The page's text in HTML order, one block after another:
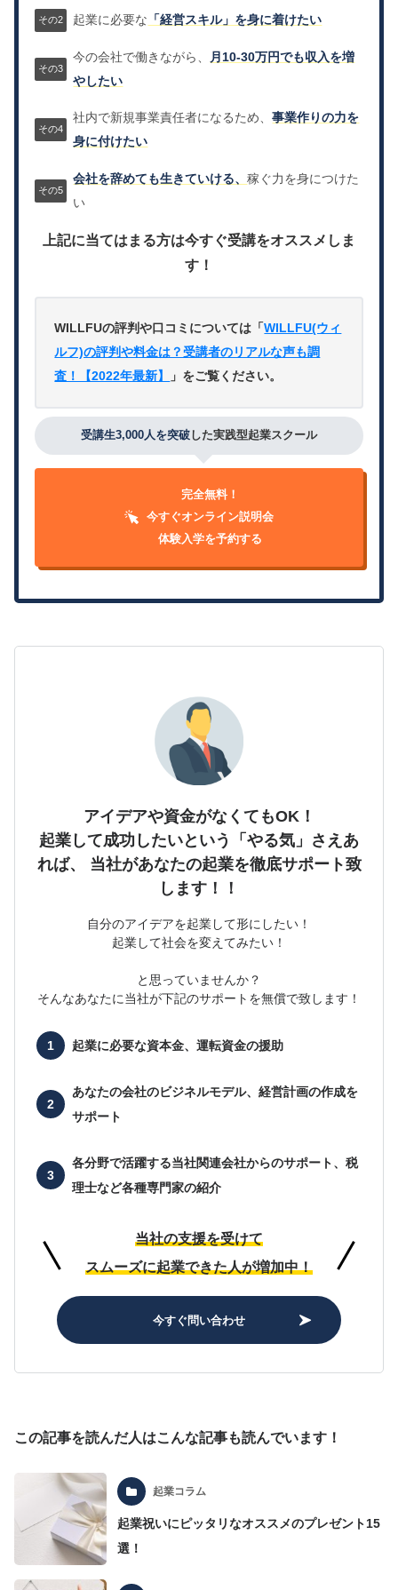
起業に必要な 「経営スキル」を身に着けたい
今の会社で働きながら、
月10-30万円でも収入を増
やしたい
社内で新規事業責任者になるため、事業作りの力を
身に付けたい
会社を辞めても生きていける、稼ぐ力を身につけた
い
上記に当てはまる方は今すぐ受講をオススメしま
す！
WILLFUの評判や口コミについては「WILLFU(ウィ
ルフ)の評判や料金は？受講者のリアルな声も調
査！【2022年最新】
」をご覧ください。
受講生3,000人を突破 した実践型起業スクール
完全無料！
今すぐオンライン説明会
体験入学を予約する
アイデアや資金がなくてもOK！
起業して成功したいという「やる気」さえあ
れば、
当社があなたの起業を徹底サポート致
します！！
自分のアイデアを起業して形にしたい！
起業して社会を変えてみたい！
と思っていませんか？
そんなあなたに当社が下記のサポートを無償で致します！
起業に必要な資本金、運転資金の援助
あなたの会社のビジネルモデル、経営計画の作成を
サポート
各分野で活躍する当社関連会社からのサポート、 税
理士など各種専門家の紹介
当社の支援を受けて
スムーズに起業できた人が増加中！
今すぐ問い合わせ
この記事を読んだ人はこんな記事も読んでいます！
起業コラム
起業祝いにピッタリなオススメのプレゼント15
選！